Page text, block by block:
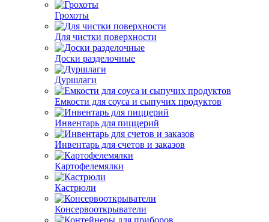
Грохоты
Для чистки поверхности
Доски разделочные
Дуршлаги
Емкости для соуса и сыпучих продуктов
Инвентарь для пиццерий
Инвентарь для счетов и заказов
Картофелемялки
Кастрюли
Консервооткрыватели